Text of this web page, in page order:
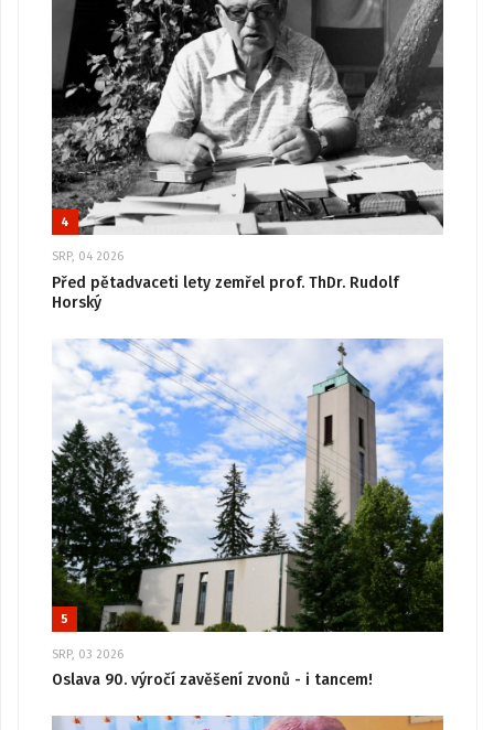
4
SRP, 04 2026
Před pětadvaceti lety zemřel prof. ThDr. Rudolf
Horský
5
SRP, 03 2026
Oslava 90. výročí zavěšení zvonů - i tancem!